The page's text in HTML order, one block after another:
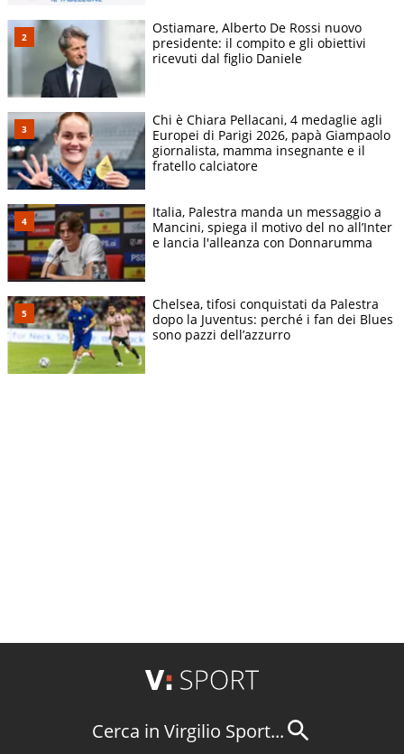
Ostiamare, Alberto De Rossi nuovo
presidente: il compito e gli obiettivi
ricevuti dal figlio Daniele
Chi è Chiara Pellacani, 4 medaglie agli
Europei di Parigi 2026, papà Giampaolo
giornalista, mamma insegnante e il
fratello calciatore
Italia, Palestra manda un messaggio a
Mancini, spiega il motivo del no all’Inter
e lancia l'alleanza con Donnarumma
Chelsea, tifosi conquistati da Palestra
dopo la Juventus: perché i fan dei Blues
sono pazzi dell’azzurro
Cerca in Virgilio Sport...